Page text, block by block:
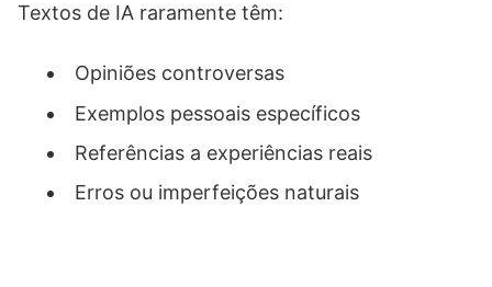
Textos de IA raramente têm:
Opiniões controversas
Exemplos pessoais específicos
Referências a experiências reais
Erros ou imperfeições naturais